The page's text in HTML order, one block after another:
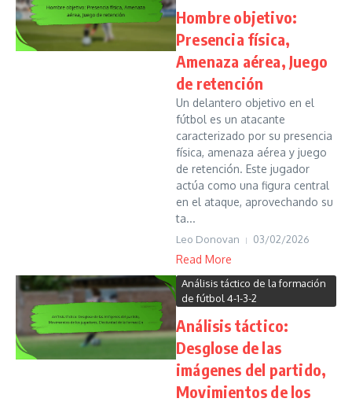
Hombre objetivo:
Presencia física,
Amenaza aérea, Juego
de retención
Un delantero objetivo en el
fútbol es un atacante
caracterizado por su presencia
física, amenaza aérea y juego
de retención. Este jugador
actúa como una figura central
en el ataque, aprovechando su
ta...
Leo Donovan 03/02/2026
Read More
Análisis táctico de la formación
de fútbol 4-1-3-2
Análisis táctico:
Desglose de las
imágenes del partido,
Movimientos de los